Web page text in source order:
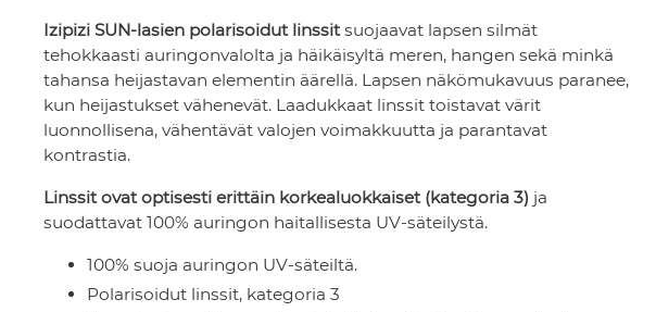
Izipizi SUN-lasien polarisoidut linssitsuojaavat lapsen silmät
tehokkaasti auringonvalolta ja häikäisyltä meren, hangen sekä minkä
tahansa heijastavan elementin äärellä. Lapsen näkömukavuus paranee,
kun heijastukset vähenevät. Laadukkaat linssit toistavat värit
luonnollisena, vähentävät valojen voimakkuutta ja parantavat
kontrastia.
Linssit ovat optisesti erittäin korkealuokkaiset (kategoria 3) ja
suodattavat 100% auringon haitallisesta UV-säteilystä.
100% suoja auringon UV-säteiltä.
Polarisoidut linssit, kategoria 3